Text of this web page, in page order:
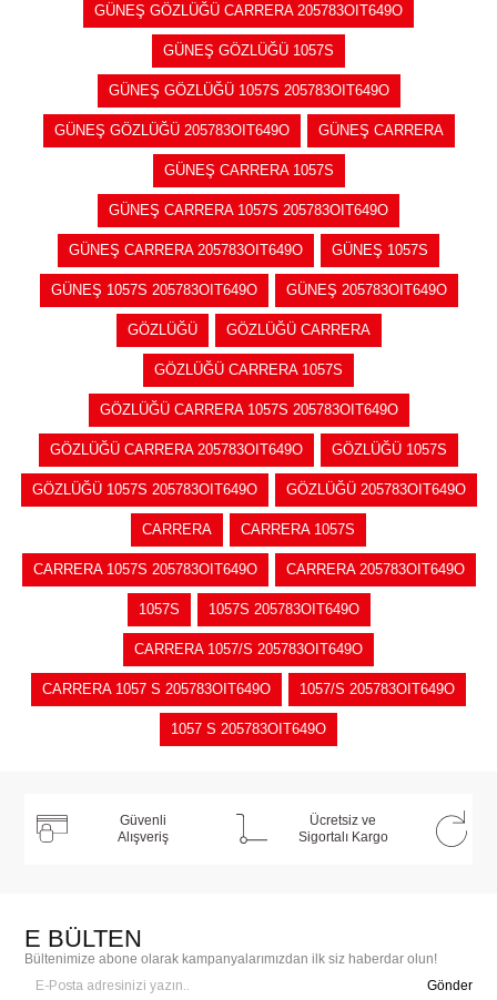
GÜNEŞ GÖZLÜĞÜ CARRERA 205783OIT649O
GÜNEŞ GÖZLÜĞÜ 1057S
GÜNEŞ GÖZLÜĞÜ 1057S 205783OIT649O
GÜNEŞ GÖZLÜĞÜ 205783OIT649O GÜNEŞ CARRERA
GÜNEŞ CARRERA 1057S
GÜNEŞ CARRERA 1057S 205783OIT649O
GÜNEŞ CARRERA 205783OIT649O GÜNEŞ 1057S
GÜNEŞ 1057S 205783OIT649O GÜNEŞ 205783OIT649O
GÖZLÜĞÜ GÖZLÜĞÜ CARRERA
GÖZLÜĞÜ CARRERA 1057S
GÖZLÜĞÜ CARRERA 1057S 205783OIT649O
GÖZLÜĞÜ CARRERA 205783OIT649O GÖZLÜĞÜ 1057S
GÖZLÜĞÜ 1057S 205783OIT649O GÖZLÜĞÜ 205783OIT649O
CARRERA CARRERA 1057S
CARRERA 1057S 205783OIT649O CARRERA 205783OIT649O
1057S 1057S 205783OIT649O
CARRERA 1057/S 205783OIT649O
CARRERA 1057 S 205783OIT649O 1057/S 205783OIT649O
1057 S 205783OIT649O
Güvenli
Alışveriş
Ücretsiz ve
Sigortalı Kargo
E BÜLTEN
Bültenimize abone olarak kampanyalarımızdan ilk siz haberdar olun!
Gönder